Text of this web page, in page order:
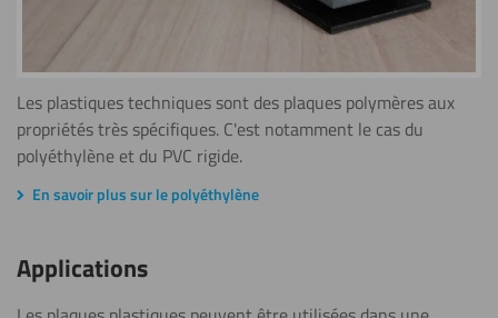
Les plastiques techniques sont des plaques polymères aux
propriétés très spécifiques. C'est notamment le cas du
polyéthylène et du PVC rigide.
En savoir plus sur le polyéthylène
Applications